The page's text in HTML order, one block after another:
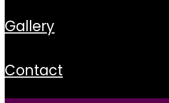
gallery
contact